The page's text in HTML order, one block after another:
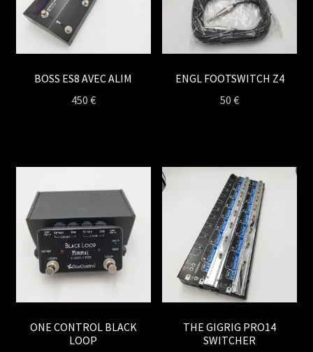
BOSS ES8 AVEC ALIM
450 €
ENGL FOOTSWITCH Z4
50€
ONE CONTROL BLACK
LOOP
THE GIGRIG PRO14
SWITCHER